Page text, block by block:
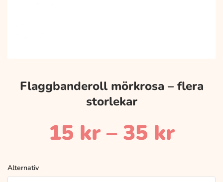
Flaggbanderoll mörkrosa – flera
storlekar
15 kr – 35 kr
Alternativ